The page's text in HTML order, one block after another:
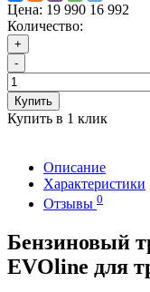
Цена: 19 990 16 992
Количество:
+
-
Купить
Купить в 1 клик
Описание
Характеристики
Отзывы 0
Бензиновый
EVOline для